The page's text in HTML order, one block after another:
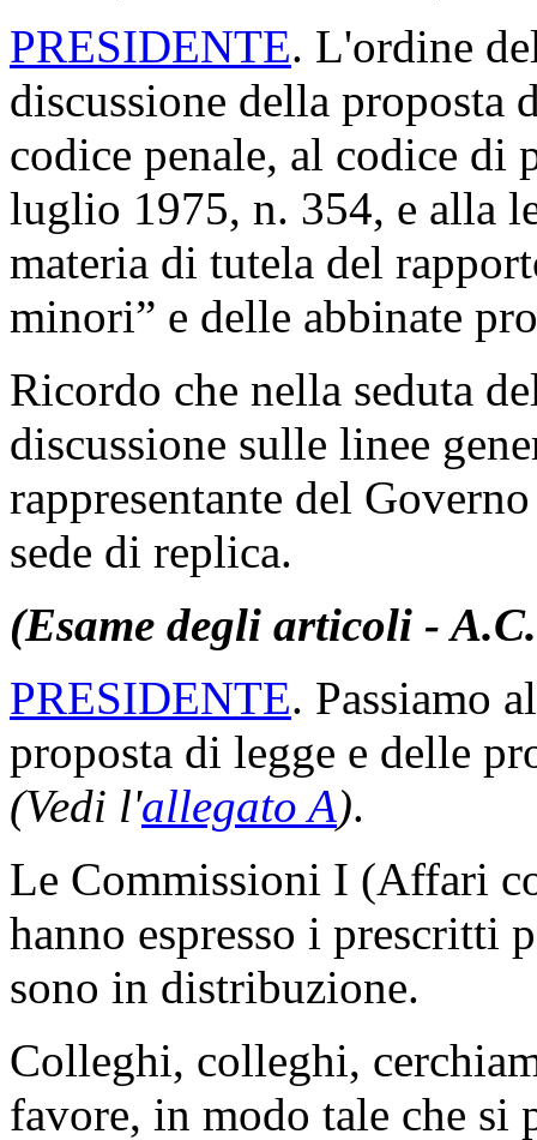
PRESIDENTE. L'ordine
discussione della
codice penale, al codice di
luglio 1975, n. 354, e alla
materia di tutela del
minori” e delle abbinate
Ricordo che nella seduta
discussione sulle linee
rappresentante del
sede di replica.
(Esame degli articoli -
PRESIDENTE. Passiamo
proposta di legge e delle
(Vedi l'allegato A).
Le Commissioni I (Affari
hanno espresso i prescritti
sono in distribuzione.
Colleghi, colleghi,
favore, in modo tale che si